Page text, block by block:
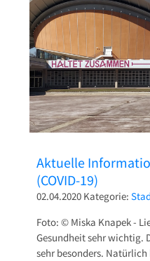
Pressetexte
Sponsoring
Archiv
Aktuelle
(COVID-19)
02.04.2020 Kategorie:
Foto: © Miska Knapek-
Gesundheit sehr wichtig.
sehr besonders.